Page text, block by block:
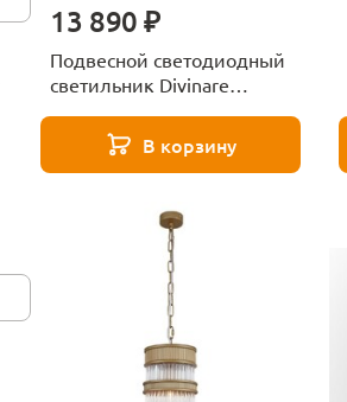
13 890 ₽
Подвесной светодиодный
светильник Divinare
В корзину